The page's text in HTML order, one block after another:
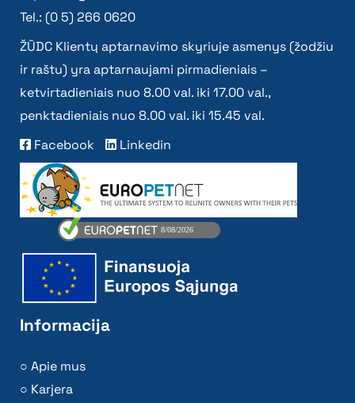
Tel.: (0 5) 266 0620
ŽŪDC Klientų aptarnavimo skyriuje asmenys (žodžiu
ir raštu) yra aptarnaujami pirmadieniais –
ketvirtadieniais nuo 8.00 val. iki 17.00 val.,
penktadieniais nuo 8.00 val. iki 15.45 val.
Facebook
Linkedin
Informacija
Apie mus
Karjera